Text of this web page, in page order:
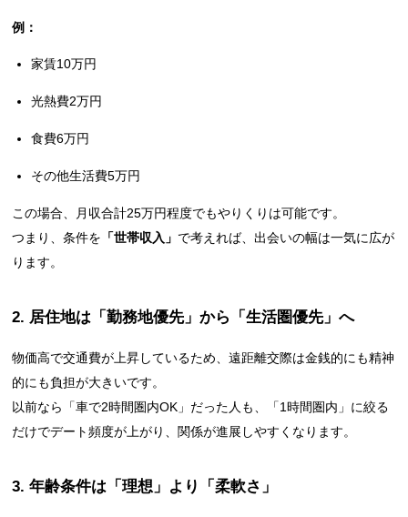
例：
家賃10万円
光熱費2万円
食費6万円
その他生活費5万円
この場合、月収合計25万円程度でもやりくりは可能です。
つまり、条件を 「世帯収入」 で考えれば、出会いの幅は一気に広が
ります。
2. 居住地は「勤務地優先」から「生活圏優先」へ
物価高で交通費が上昇しているため、遠距離交際は金銭的にも精神
的にも負担が大きいです。
以前なら「車で2時間圏内OK」だった人も、「1時間圏内」に絞る
だけでデート頻度が上がり、関係が進展しやすくなります。
3. 年齢条件は「理想」より「柔軟さ」